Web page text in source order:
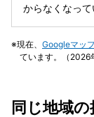
からなくなって
現在、 Googleマッ
ています。（2026
同じ地域